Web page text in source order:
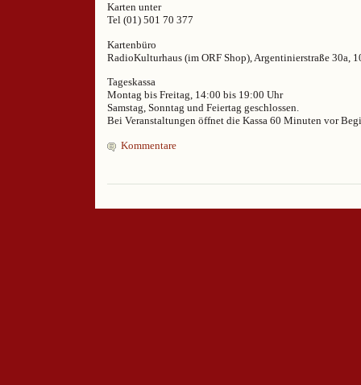
Karten unter
Tel (01) 501 70 377
Kartenbüro
RadioKulturhaus (im ORF Shop), Argentinierstraße 30a,
Tageskassa
Montag bis Freitag, 14:00 bis 19:00 Uhr
Samstag, Sonntag und Feiertag geschlossen.
Bei Veranstaltungen öffnet die Kassa 60 Minuten vor
Kommentare